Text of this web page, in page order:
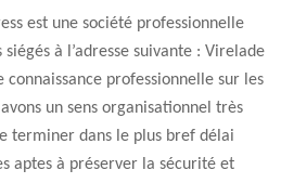
est une société professionnelle
à l’adresse suivante : Virelade
connaissance professionnelle sur les
un sens organisationnel très
terminer dans le plus bref délai
aptes à préserver la sécurité et